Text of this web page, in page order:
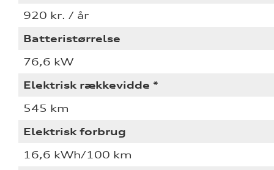
920 kr. / år
Batteristørrelse
76,6 kW
Elektrisk rækkevidde *
545 km
Elektrisk forbrug
16,6 kWh/100 km